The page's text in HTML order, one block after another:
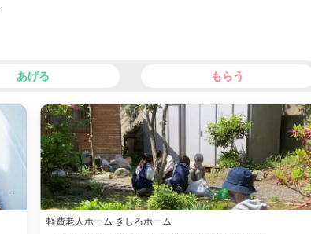
あげる もらう
軽費老人ホーム きしろホーム